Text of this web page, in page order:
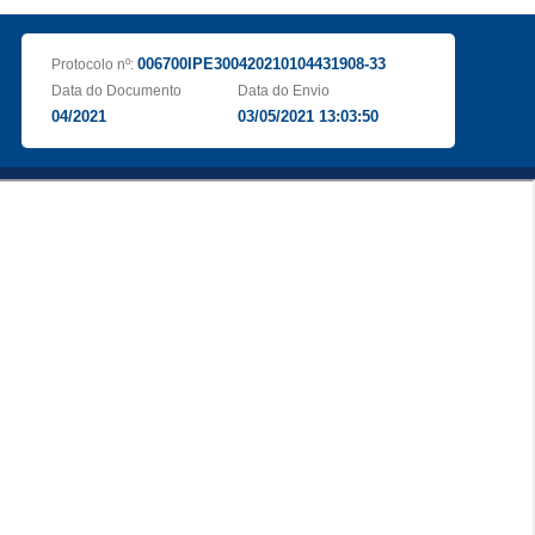
Protocolo nº: 006700IPE300420210104431908-33
Data do Documento
04/2021
Data do Envio
03/05/2021 13:03:50